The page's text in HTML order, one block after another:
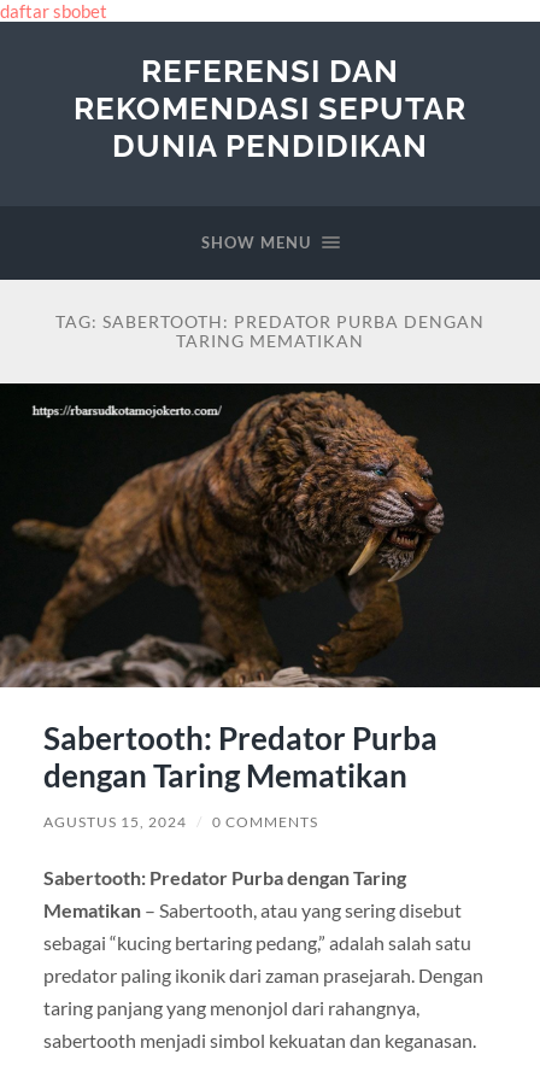
daftar sbobet
REFERENSI DAN
REKOMENDASI SEPUTAR
DUNIA PENDIDIKAN
SHOW MENU
TAG: SABERTOOTH: PREDATOR PURBA DENGAN
TARING MEMATIKAN
Sabertooth: Predator Purba
dengan Taring Mematikan
AGUSTUS 15, 2024 / 0 COMMENTS
Sabertooth: Predator Purba dengan Taring
Mematikan– Sabertooth, atau yang sering disebut
sebagai “kucing bertaring pedang,” adalah salah satu
predator paling ikonik dari zaman prasejarah. Dengan
taring panjang yang menonjol dari rahangnya,
sabertooth menjadi simbol kekuatan dan keganasan.